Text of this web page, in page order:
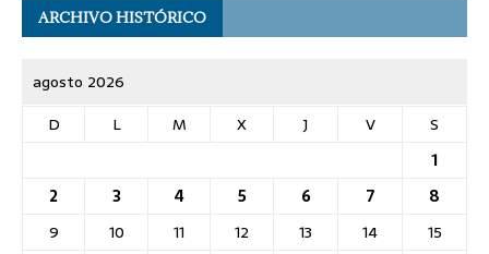
ARCHIVO HISTÓRICO
agosto 2026
D
L M X J V
S
1
2
3 4 5 6 7
8
9
10 11 12 13 14
15